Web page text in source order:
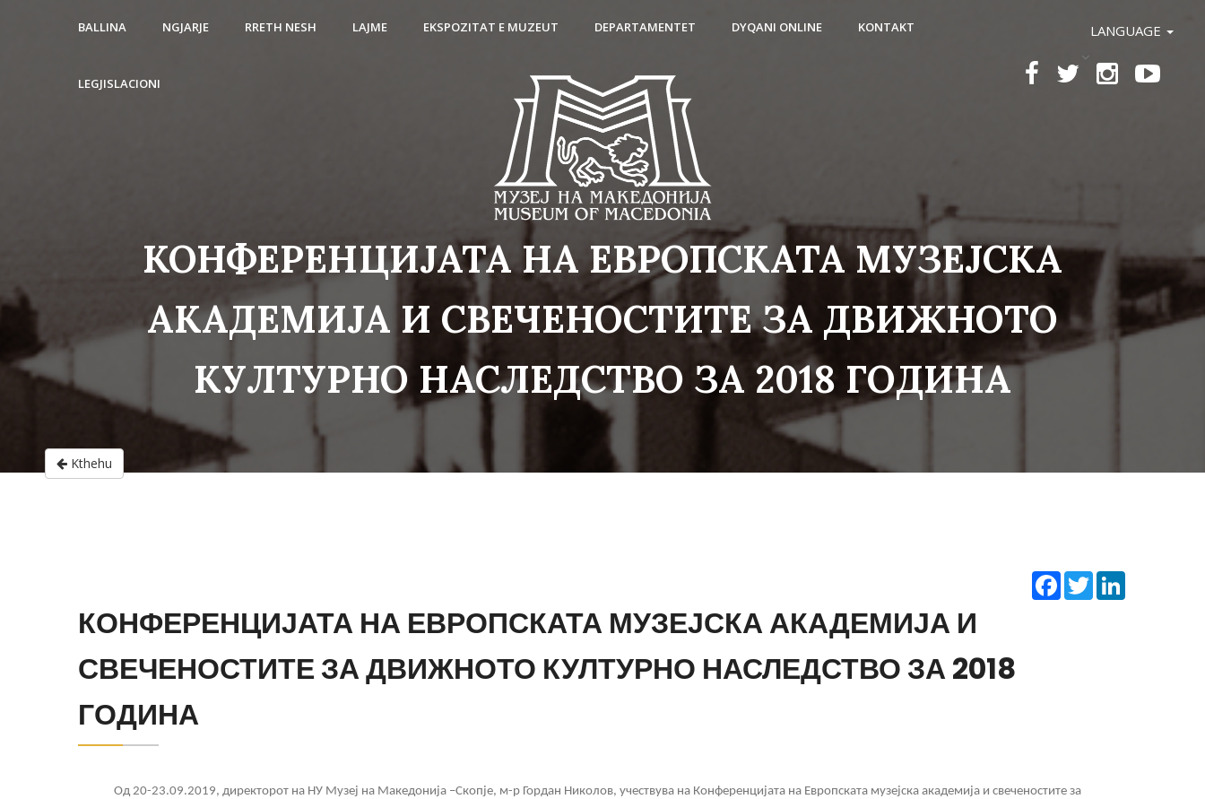
Kthehu
LANGUAGE
BALLINA NGJARJE RRETH NESH LAJME EKSPOZITAT E MUZEUT DEPARTAMENTET DYQANI ONLINE KONTAKT
LEGJISLACIONI
КОНФЕРЕНЦИЈАТА НА ЕВРОПСКАТА МУЗЕЈСКА
АКАДЕМИЈА И СВЕЧЕНОСТИТЕ ЗА ДВИЖНОТО
КУЛТУРНО НАСЛЕДСТВО ЗА 2018 ГОДИНА
Facebook
Twitter
КОНФЕРЕНЦИЈАТА НА ЕВРОПСКАТА МУЗЕЈСКА АКАДЕМИЈА И
СВЕЧЕНОСТИТЕ ЗА ДВИЖНОТО КУЛТУРНО НАСЛЕДСТВО ЗА 2018
ГОДИНА
Од 20-23.09.2019, директорот на НУ Музеј на Македонија –Скопје, м-р Гордан Николов, учествува на Конференцијата на Европската музејска академија и свеченостите за